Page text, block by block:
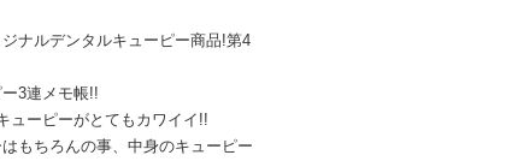
ナルデンタルキューピー商品!第4
3連メモ帳!!
ューピーがとてもカワイイ!!
もちろんの事、中身のキューピー